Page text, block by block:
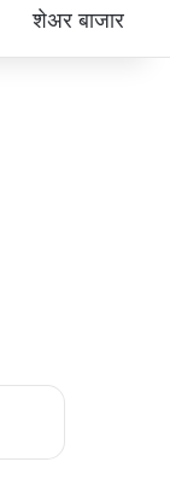
शेअर बाजार